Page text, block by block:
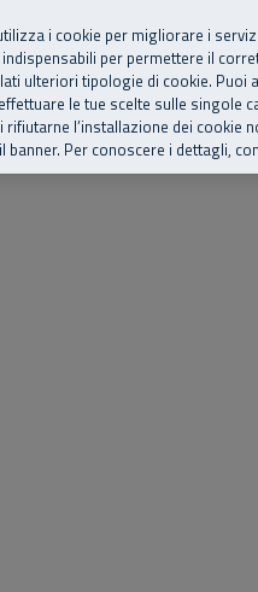
principale
il Contact Center Inail per il
Home Chi siamo
i cookie per migliorare i
per permettere il
ulteriori tipologie di cookie. Puoi
le tue scelte sulle singole
rifiutarne l’installazione dei cookie
banner. Per conoscere i dettagli,